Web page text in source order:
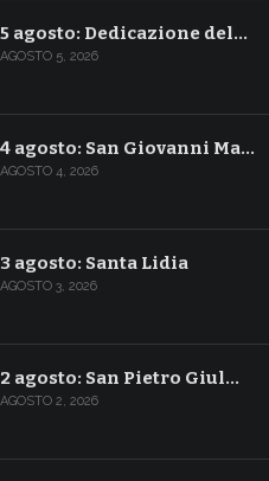
5 agosto: Dedicazione del…
AGOSTO 5, 2026
4 agosto: San Giovanni Ma…
AGOSTO 4, 2026
3 agosto: Santa Lidia
AGOSTO 3, 2026
2 agosto: San Pietro Giul…
AGOSTO 2, 2026